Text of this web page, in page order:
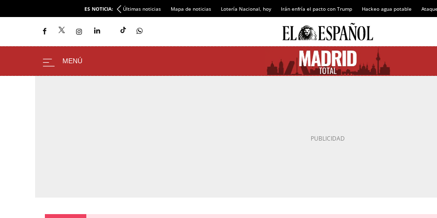
ES NOTICIA: Últimas noticias Mapa de noticias Lotería Nacional, hoy Irán enfría el pacto con Trump Hackeo agua potable